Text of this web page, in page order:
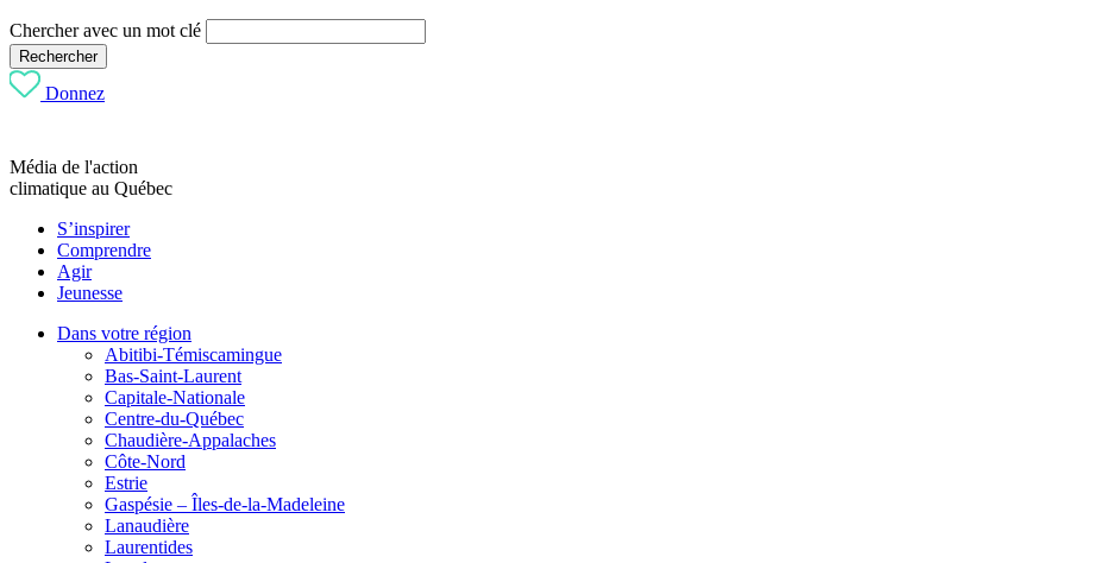
Chercher avec un mot clé
Rechercher
Donnez
Média de l'action
climatique au Québec
S’inspirer
Comprendre
Agir
Jeunesse
Dans votre région
Abitibi-Témiscamingue
Bas-Saint-Laurent
Capitale-Nationale
Centre-du-Québec
Chaudière-Appalaches
Côte-Nord
Estrie
Gaspésie – Îles-de-la-Madeleine
Lanaudière
Laurentides